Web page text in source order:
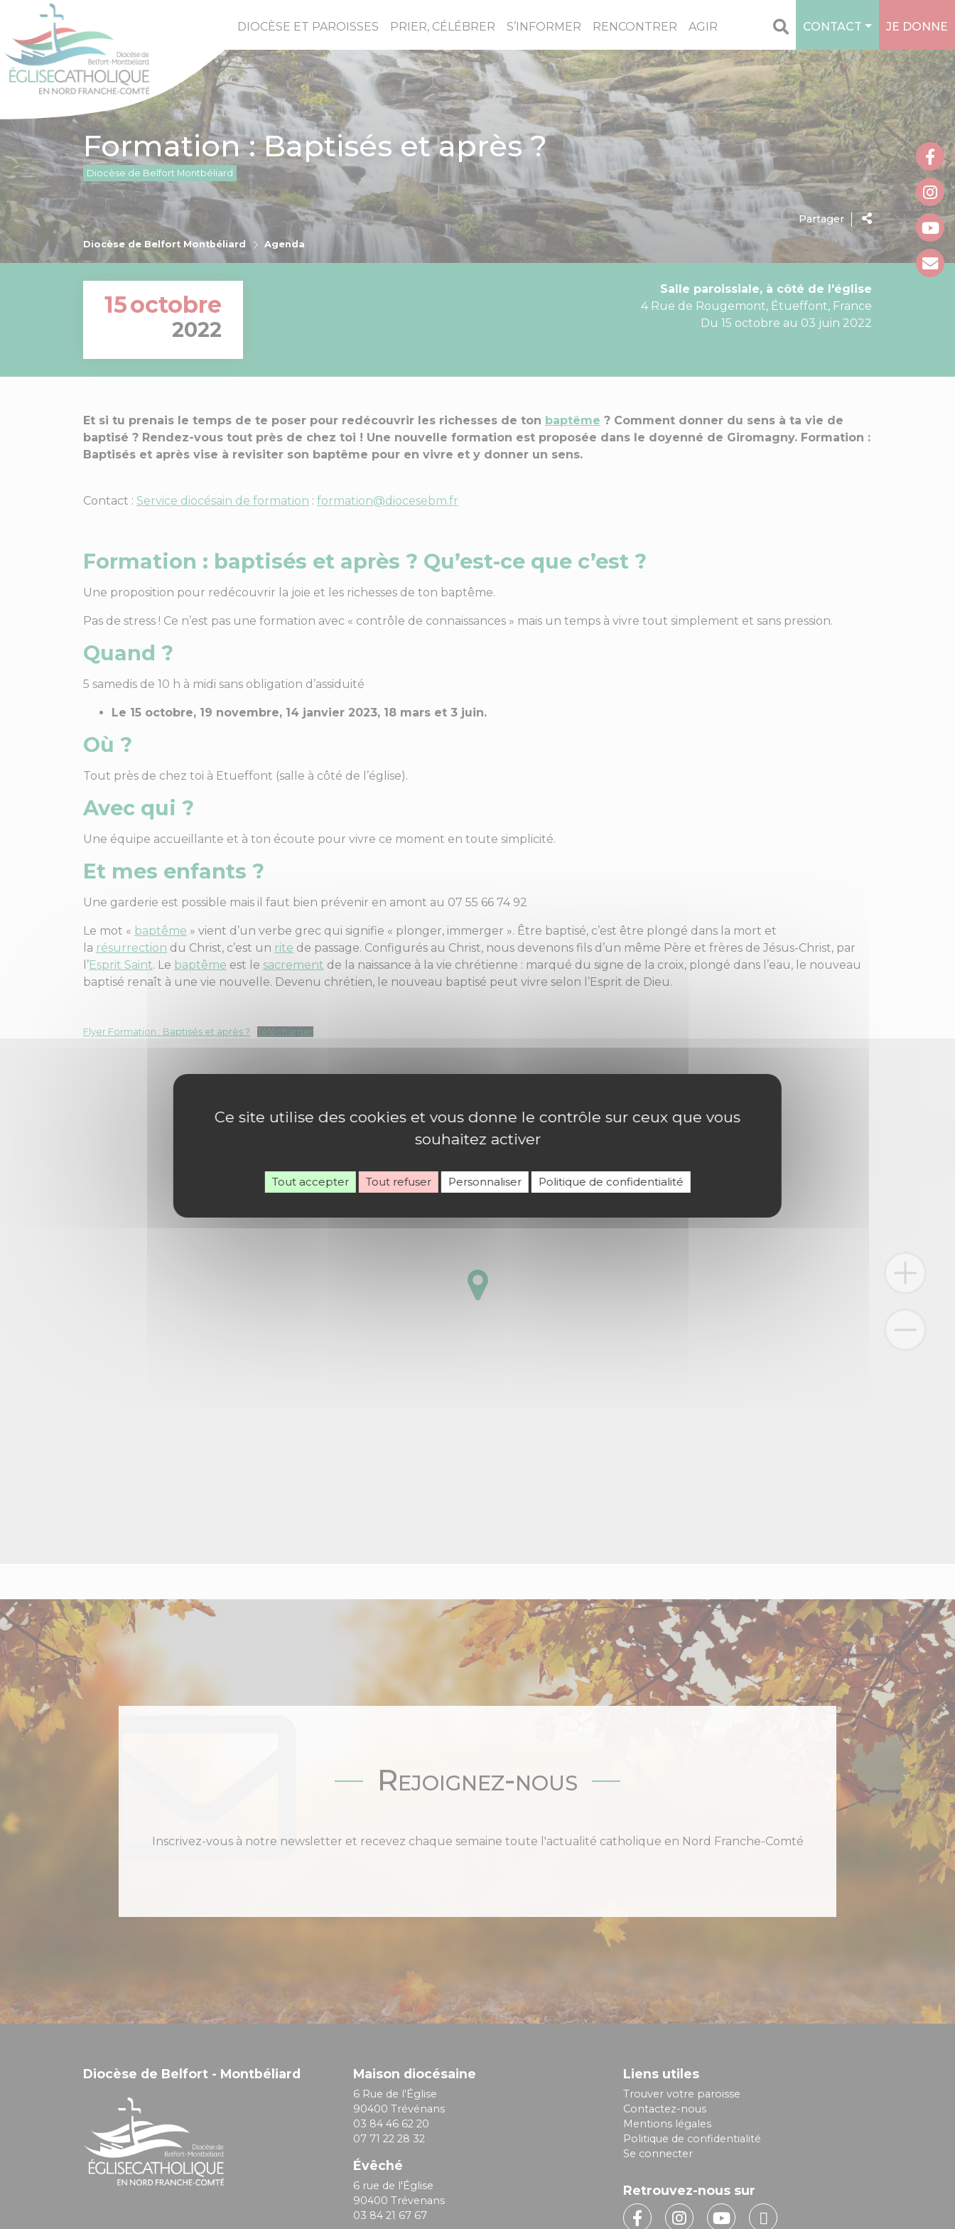
DIOCÈSE ET PAROISSES PRIER, CÉLÉBRER S’INFORMER RENCONTRER AGIR CONTACT JE DONNE
Formation : Baptisés et après ?
Diocèse de Belfort Montbéliard
Partager
Diocèse de Belfort Montbéliard Agenda
15octobre
2022
Salle paroissiale, à côté de l'église
4 Rue de Rougemont, Étueffont, France
Du 15 octobre au 03 juin 2022
Et si tu prenais le temps de te poser pour redécouvrir les richesses de ton baptême ? Comment donner du sens à ta vie de
baptisé ? Rendez-vous tout près de chez toi ! Une nouvelle formation est proposée dans le doyenné de Giromagny. Formation :
Baptisés et après vise à revisiter son baptême pour en vivre et y donner un sens.
Contact : Service diocésain de formation : formation@diocesebm.fr
Formation : baptisés et après ? Qu’est-ce que c’est ?
Une proposition pour redécouvrir la joie et les richesses de ton baptême.
Pas de stress ! Ce n’est pas une formation avec « contrôle de connaissances » mais un temps à vivre tout simplement et sans pression.
Quand ?
5 samedis de 10 h à midi sans obligation d’assiduité
Le 15 octobre, 19 novembre, 14 janvier 2023, 18 mars et 3 juin.
Où ?
Tout près de chez toi à Etueffont (salle à côté de l’église).
Avec qui ?
Une équipe accueillante et à ton écoute pour vivre ce moment en toute simplicité.
Et mes enfants ?
Une garderie est possible mais il faut bien prévenir en amont au 07 55 66 74 92
Le mot « baptême » vient d’un verbe grec qui signifie « plonger, immerger ». Être baptisé, c’est être plongé dans la mort et
la résurrection du Christ, c’est un rite de passage. Configurés au Christ, nous devenons fils d’un même Père et frères de Jésus-Christ, par
l’Esprit Saint. Le baptême est le sacrement de la naissance à la vie chrétienne : marqué du signe de la croix, plongé dans l’eau, le nouveau
baptisé renaît à une vie nouvelle. Devenu chrétien, le nouveau baptisé peut vivre selon l’Esprit de Dieu.
Flyer Formation : Baptisés et après ? Télécharger
Rejoignez-nous
Inscrivez-vous à notre newsletter et recevez chaque semaine toute l'actualité catholique en Nord Franche-Comté
Diocèse de Belfort - Montbéliard Maison diocésaine
6 Rue de l'Église
90400 Trévénans
03 84 46 62 20
07 71 22 28 32
Évêché
6 rue de l'Église
90400 Trévenans
03 84 21 67 67
Liens utiles
Trouver votre paroisse
Contactez-nous
Mentions légales
Politique de confidentialité
Se connecter
Retrouvez-nous sur
Ce site utilise des cookies et vous donne le contrôle sur ceux que vous
souhaitez activer
Tout accepter Tout refuser Personnaliser Politique de confidentialité